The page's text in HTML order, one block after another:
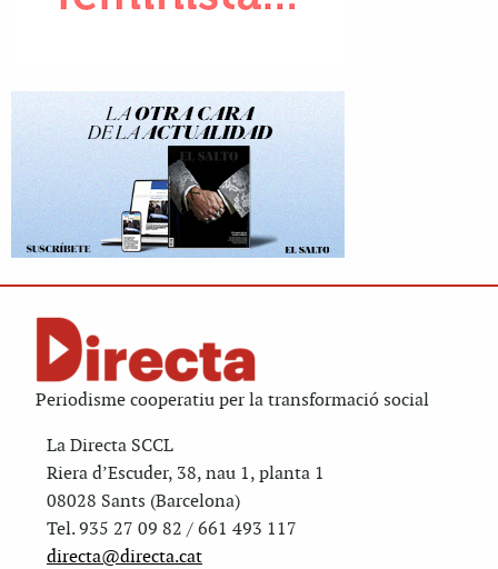
Periodisme cooperatiu per la transformació social
La Directa SCCL
Riera d’Escuder, 38, nau 1, planta 1
08028 Sants (Barcelona)
Tel. 935 27 09 82 / 661 493 117
directa@directa.cat